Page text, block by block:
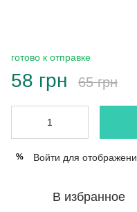
готово к отправке
58 грн 65 грн
% Войти для
В избранное